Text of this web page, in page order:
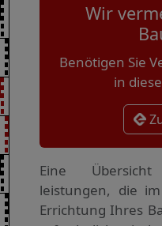
Wir
Benötigen Sie
in
Eine
leistungen, die
Errichtung Ihres